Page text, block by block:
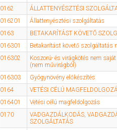
0162
ÁLLATTENYÉSZTÉSI
016201
Állattenyésztési szolgáltatás
0163
BETAKARÍTÁST KÖVETŐ
016301
Betakarítást követő szolgáltatás
016302
Koszorú- és virágkötés nem
(nem művirágból)
016303
Gyógynövény előkészítés
0164
VETÉSI CÉLÚ
016401
Vetési célú magfeldolgozás
0170
VADGAZDÁLKODÁS,
SZOLGÁLTATÁS